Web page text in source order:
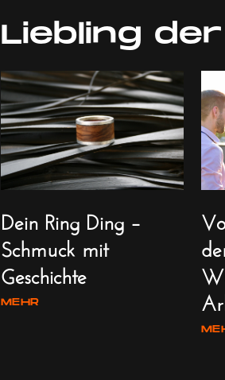
Liebling
Dein Ring Ding –
Schmuck mit
Geschichte
MEHR